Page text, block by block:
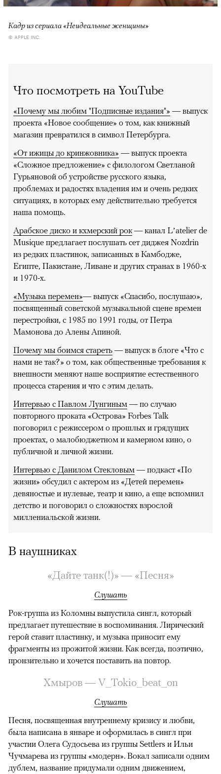
Кадр из сериала «Неидеальные женщины»
© APPLE INC.
Что посмотреть на YouTube
«Почему мы любим "Подписные издания"» — выпуск
проекта «Новое сообщение» о том, как книжный
магазин превратился в символ Петербурга.
«От ижицы до кринжовника» — выпуск проекта
«Сложное предложение» с филологом Светланой
Гурьяновой об устройстве русского языка,
проблемах и радостях владения им и очень редких
ситуациях, в которых ему действительно требуется
наша помощь.
Арабское диско и кхмерский рок — канал L’atelier de
Musique предлагает послушать сет диджея Nozdrin
из редких пластинок, записанных в Камбодже,
Египте, Пакистане, Ливане и других странах в 1960-х
и 1970-х.
«Музыка перемен»— выпуск «Спасибо, послушаю»,
посвященный советской музыкальной сцене времен
перестройки, с 1985 по 1991 годы, от Петра
Мамонова до Алены Апиной.
Почему мы боимся стареть — выпуск в блоге «Что с
нами не так?» о том, как общественные требования к
внешности меняют наше восприятие естественного
процесса старения и что с этим делать.
Интервью с Павлом Лунгиным — по случаю
повторного проката «Острова» Forbes Talk
поговорил с режиссером о прошлых и грядущих
проектах, о малобюджетном и камерном кино, о
публичной и личной жизни.
Интервью с Данилом Стекловым — подкаст «По
жизни» обсудил с актером из «Детей перемен»
девяностые и нулевые, театр и кино, а еще вспомнил
детство и поговорил о сложностях взрослой
миллениальской жизни.
В наушниках
«Дайте танк(!)» — «Песня»
Слушать
Рок-группа из Коломны выпустила сингл, который
предлагает путешествие в воспоминания. Лирический
герой ставит пластинку, и музыка приносит ему
фрагменты из прожитой жизни. Как всегда, поэтично,
пронзительно и хочется поставить на повтор.
Хмыров — V_Tokio_beat_on
Слушать
Песня, посвященная внутреннему кризису и любви,
была написана в январе и оформилась в сингл при
участии Олега Судосьева из группы Settlers и Ильи
Чучмарева из группы «модерн». Вокал записали одним
дублем, название придумали одним движением,